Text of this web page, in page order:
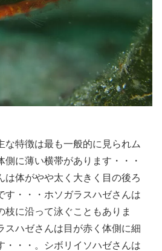
な特徴は最も一般的に見られム
側に薄い横帯があります・・・
は体がやや太く大きく目の後ろ
す・・・ホソガラスハゼさんは
枝に沿って泳ぐこともありま
スハゼさんは目が赤く体側に細
・・・。シボリイソハゼさんは